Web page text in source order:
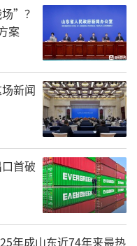
认真落实省委经济
五”时期和2025年
期工作思路，安
、温暖副省长对山
。山东省纪委监委
组长丁钟海到会指
、局长张成伟出席
、副局长张庆华主
会议。
”？
案
新闻
首破
年成山东近74年来最热